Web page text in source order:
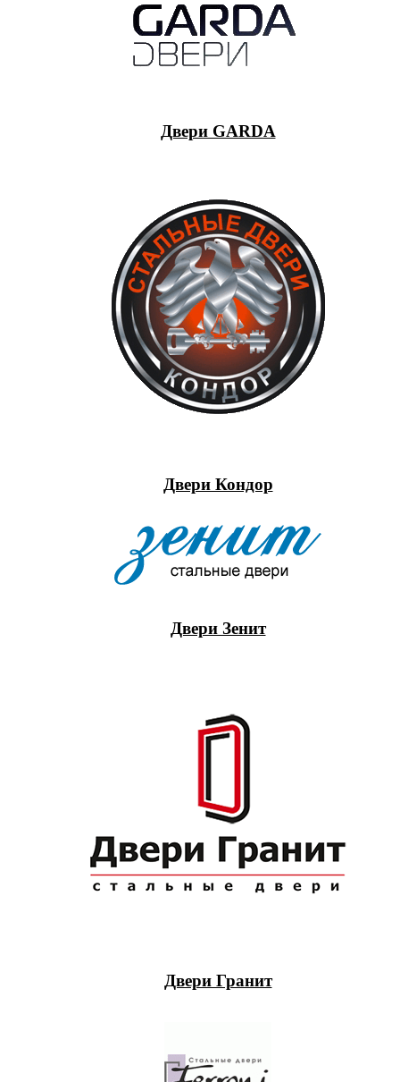
Двери GARDA
Двери Кондор
Двери Зенит
Двери Гранит